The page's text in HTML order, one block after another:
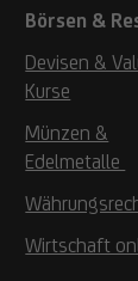
Börsen &
Devisen &
Kurse
Münzen &
Edelmetalle
Wirtschaft